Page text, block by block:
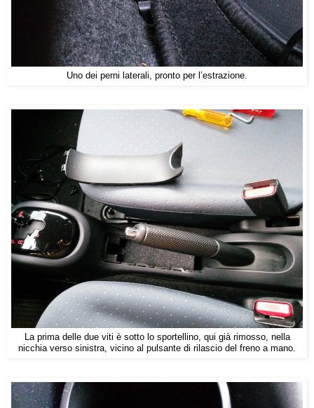
Uno dei perni laterali, pronto per l’estrazione.
La prima delle due viti è sotto lo sportellino, qui già rimosso, nella
nicchia verso sinistra, vicino al pulsante di rilascio del freno a mano.